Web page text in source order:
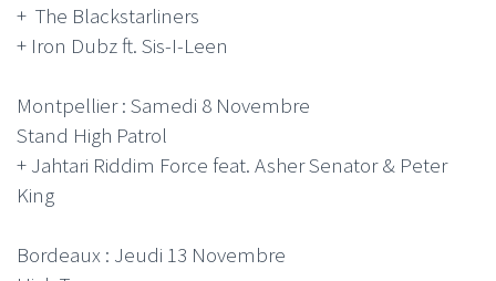
+ The Blackstarliners
+ Iron Dubz ft. Sis-I-Leen
Montpellier : Samedi 8 Novembre
Stand High Patrol
+ Jahtari Riddim Force feat. Asher Senator & Peter
King
Bordeaux : Jeudi 13 Novembre